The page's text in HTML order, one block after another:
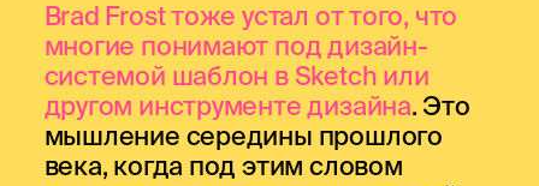
Brad Frost тоже устал от того, что
многие понимают под дизайн-
системой шаблон в Sketch или
другом инструменте дизайна. Это
мышление середины прошлого
века, когда под этим словом